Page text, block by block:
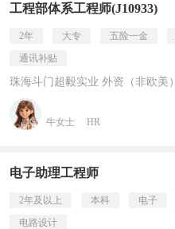
工程部体系工程师(J10933)
2年 大专 五险一金
通讯补贴
珠海斗门超毅实业 外资（非欧美）
牛女士 HR
电子助理工程师
2年及以上 本科 电子
电路设计